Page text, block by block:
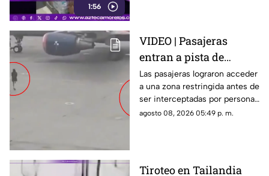
1:56
VIDEO | Pasajeras
entran a pista de
aeropuerto tras perder
su vuelo; autoridades
logran detenerlas
Las pasajeras lograron acceder
a una zona restringida antes de
ser interceptadas por personal
del aeropuerto.
agosto 08, 2026 05:49 p. m.
Tiroteo en Tailandia